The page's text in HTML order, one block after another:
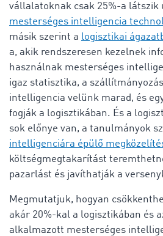
vállalatoknak csak 25%-a látszik
mesterséges intelligencia
másik szerint a logisztikai
a, akik rendszeresen kezelnek
használnak mesterséges
igaz statisztika, a
intelligencia velünk marad, és
fogják a logisztikában. És a
sok előnye van, a tanulmányok
intelligenciára épülő
költségmegtakarítást
pazarlást és javíthatják a
Megmutatjuk, hogyan
akár 20%-kal a logisztikában és
alkalmazott mesterséges